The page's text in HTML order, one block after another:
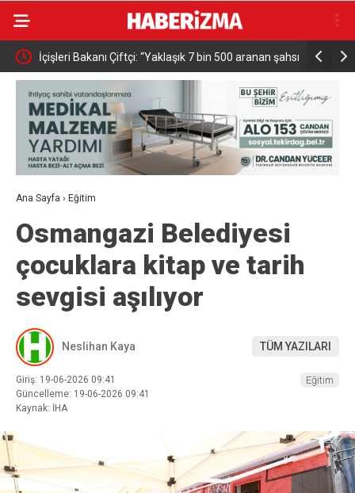
en İçişleri Bakanı Çiftçi: “Yaklaşık 7 bin 500 aranan şahsı
bu yılın ilk 7 yılında yakalamış durumdayız”
Adalet
Ana Sayfa › Eğitim
Osmangazi Belediyesi
çocuklara kitap ve tarih
sevgisi aşılıyor
Neslihan Kaya TÜM YAZILARI
Giriş: 19-06-2026 09:41
Güncelleme: 19-06-2026 09:41
Kaynak: İHA
Eğitim